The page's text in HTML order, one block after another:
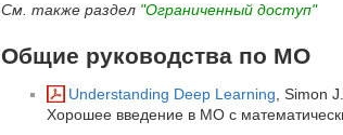
См. также раздел "Ограниченный доступ"
Общие руководства по МО
Understanding Deep Learning , Simon
Хорошее введение в МО с